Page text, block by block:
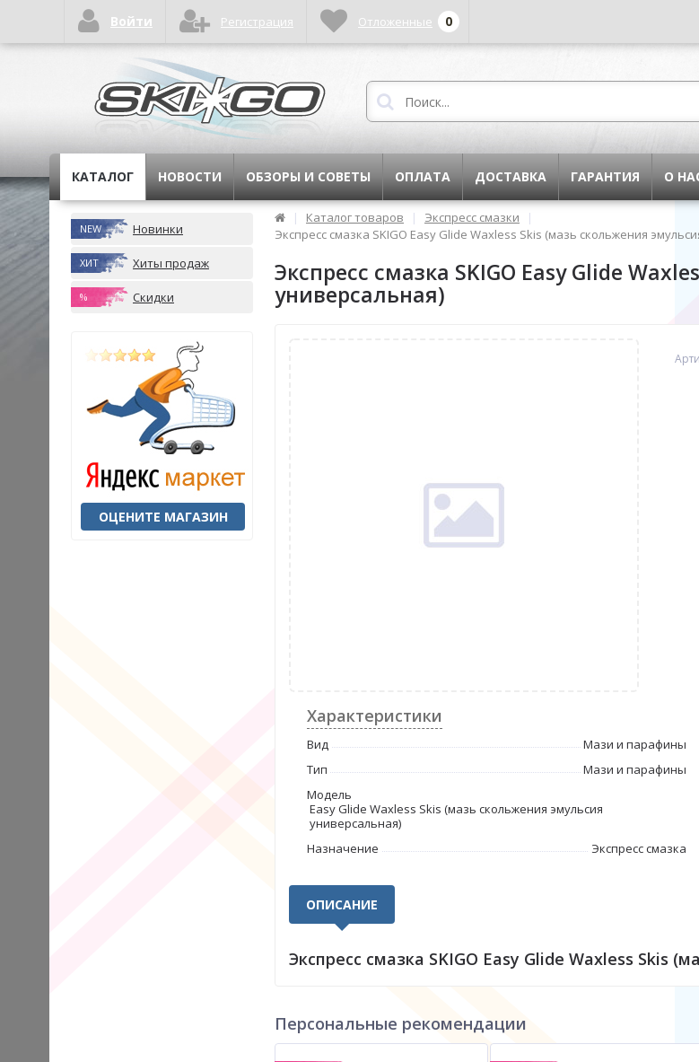
КАТАЛОГ НОВОСТИ ОБЗОРЫ И СОВЕТЫ ОПЛАТА ДОСТАВКА ГАРАНТИЯ О
NEW Новинки
ХИТ Хиты продаж
% Скидки
ОЦЕНИТЕ МАГАЗИН
| Каталог товаров | Экспресс смазки
|
Экспресс смазка SKIGO Easy Glide Waxless Skis (мазь скольжения
Экспресс смазка SKIGO Easy Glide
универсальная)
Характеристики
Вид
Мази и парафины
Тип
Мази и парафины
Модель
Easy Glide Waxless Skis (мазь скольжения эмульсия
универсальная)
Назначение
Экспресс смазка
ОПИСАНИЕ
Экспресс смазка SKIGO Easy Glide Waxless Skis
Персональные рекомендации
Войти Регистрация Отложенные 0